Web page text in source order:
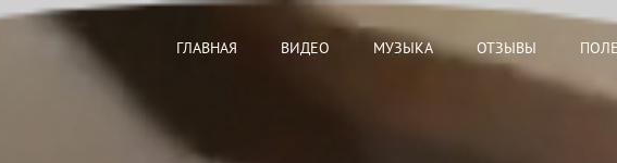
ГЛАВНАЯ ВИДЕО МУЗЫКА ОТЗЫВЫ